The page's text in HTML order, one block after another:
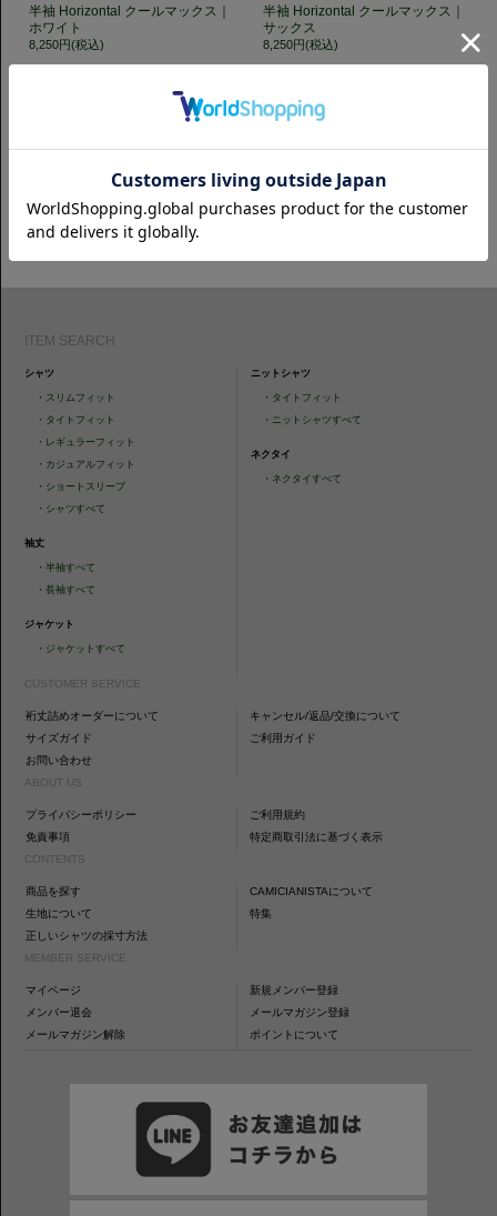
半袖 Horizontal クールマックス｜
ホワイト
8,250円(税込)
半袖 Horizontal クールマックス｜
サックス
8,250円(税込)
GET TO KNOW US
CAMICIANISTAの最新情報、スタイル提案などをおしらせします。是非フ
ITEM SEARCH
シャツ
・ スリムフィット
・ タイトフィット
・ レギュラーフィット
・ カジュアルフィット
・ ショートスリーブ
・ シャツすべて
袖丈
・半袖すべて
・長袖すべて
ジャケット
・ ジャケットすべて
ニットシャツ
・ タイトフィット
・ ニットシャツすべて
ネクタイ
・ ネクタイすべて
CUSTOMER SERVICE
裄丈詰めオーダーについて
キャンセル/返品/交換について
サイズガイド
ご利用ガイド
お問い合わせ
ABOUT US
プライバシーポリシー
ご利用規約
免責事項
特定商取引法に基づく表示
CONTENTS
商品を探す
CAMICIANISTAについて
生地について
特集
正しいシャツの採寸方法
MEMBER SERVICE
マイページ
新規メンバー登録
メンバー退会
メールマガジン登録
メールマガジン解除
ポイントについて